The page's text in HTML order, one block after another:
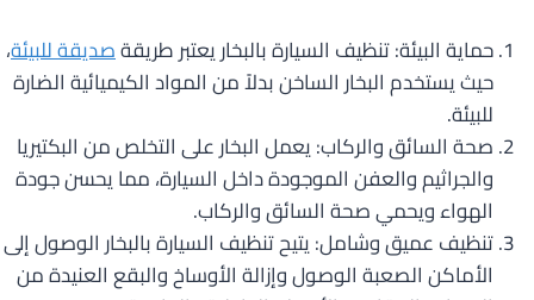
حماية البيئة: تنظيف السيارة بالبخار يعتبر طريقةصديقة للبيئة،
حيث يستخدم البخار الساخن بدلاً من المواد الكيميائية الضارة
للبيئة.
صحة السائق والركاب: يعمل البخار على التخلص من البكتيريا
والجراثيم والعفن الموجودة داخل السيارة، مما يحسن جودة
الهواء ويحمي صحة السائق والركاب.
تنظيف عميق وشامل: يتيح تنظيف السيارة بالبخار الوصول إلى
الأماكن الصعبة الوصول وإزالة الأوساخ والبقع العنيدة من